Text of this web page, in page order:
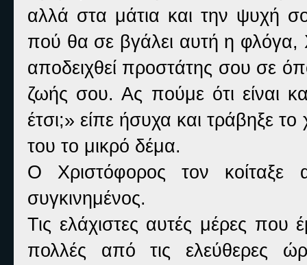
αλλά στα μάτια και την ψυχή
πού θα σε βγάλει αυτή η φλόγα,
αποδειχθεί προστάτης σου σε
ζωής σου. Ας πούμε ότι είναι
έτσι;» είπε ήσυχα και τράβηξε
του το μικρό δέμα.
Ο Χριστόφορος τον
συγκινημένος.
Τις ελάχιστες αυτές μέρες που
πολλές από τις ελεύθερες